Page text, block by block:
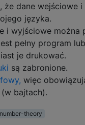
że dane
języka.
i wyjściowe można
pełny program
je drukować.
są zabronione.
więc
bajtach).
number-theory